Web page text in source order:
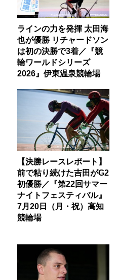
ラインの力を発揮 太田海
也が優勝 リチャードソン
は初の決勝で3着／『競
輪ワールドシリーズ
2026』伊東温泉競輪場
【決勝レースレポート】
前で粘り続けた吉田がG2
初優勝／『第22回サマー
ナイトフェスティバル』
7月20日（月・祝）高知
競輪場